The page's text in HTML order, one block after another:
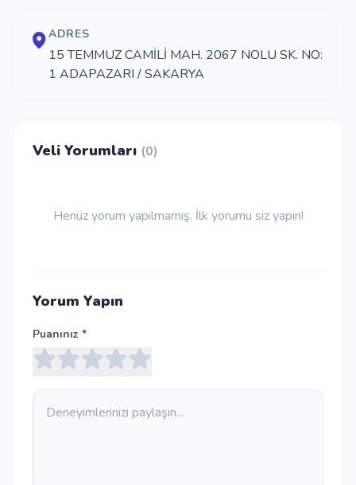
Okul Ekle
ADRES
15 TEMMUZ CAMİLİ MAH. 2067 NOLU SK. NO:
1 ADAPAZARI / SAKARYA
Veli Yorumları (0)
Henüz yorum yapılmamış. İlk yorumu siz yapın!
Yorum Yapın
Puanınız *